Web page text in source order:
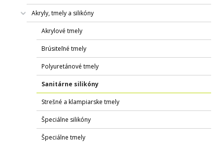
Akryly, tmely a silikóny
Akrylové tmely
Brúsiteľné tmely
Polyuretánové tmely
Sanitárne silikóny
Strešné a klampiarske tmely
Špeciálne silikóny
Špeciálne tmely